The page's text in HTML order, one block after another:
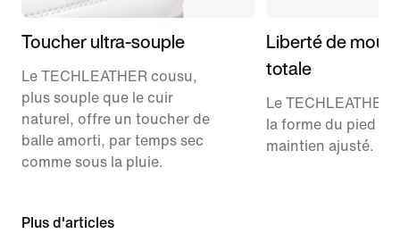
Toucher ultra-souple
Le TECHLEATHER cousu,
plus souple que le cuir
naturel, offre un toucher de
balle amorti, par temps sec
comme sous la pluie.
Liberté de
totale
Le TECHLEATHER
la forme du pied
maintien ajusté.
Plus d'articles